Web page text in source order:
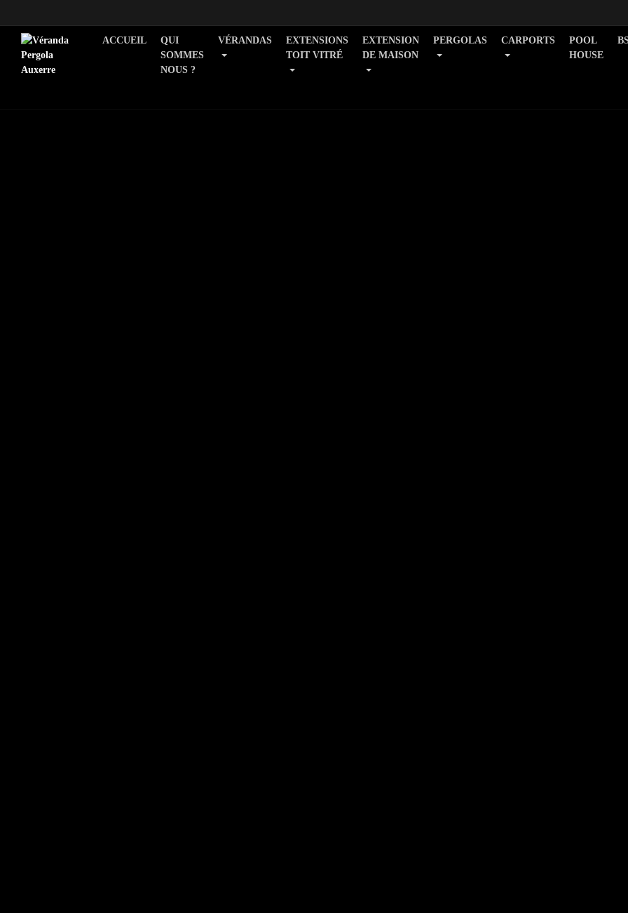
ACCUEIL
QUI
SOMMES
NOUS ?
VÉRANDAS
EXTENSIONS
TOIT VITRÉ
EXTENSION
DE MAISON
PERGOLAS CARPORTS
POOL
HOUSE